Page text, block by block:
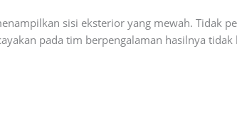
sisi eksterior yang mewah. Tidak
pada tim berpengalaman hasilnya